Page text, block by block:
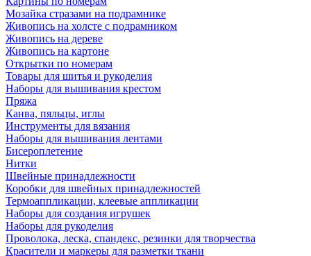
Мозайка стразами на подрамнике
Живопись на холсте с подрамником
Живопись на дереве
Живопись на картоне
Открытки по номерам
Товары для шитья и рукоделия
Наборы для вышивания крестом
Пряжа
Канва, пяльцы, иглы
Инструменты для вязания
Наборы для вышивания лентами
Бисероплетение
Нитки
Швейные принадлежности
Коробки для швейных принадлежностей
Термоаппликации, клеевые аппликации
Наборы для создания игрушек
Наборы для рукоделия
Проволока, леска, спандекс, резинки для творчества
Красители и маркеры для разметки ткани